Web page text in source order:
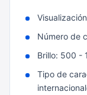
Número de
Brillo: 500 -
Tipo de